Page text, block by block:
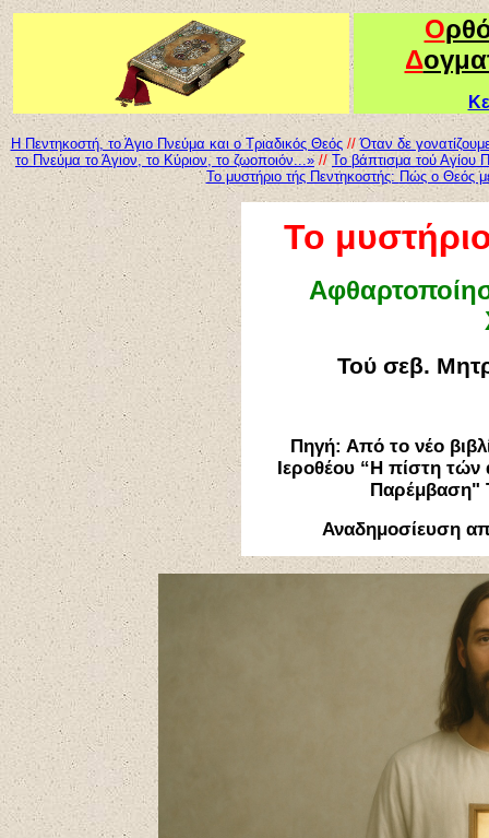
Ο
Δ
Η Πεντηκοστή, το Άγιο Πνεύμα και ο Τριαδικός Θεός//Όταν δε
το Πνεύμα το Άγιον, το Κύριον, το ζωοποιόν...» // Το βάπτισμα τού Αγίου
Το μυστήριο τής Πεντηκοστής: Πώς ο Θεός
Το
Τού σεβ.
Πηγή: Από το νέο
Ιεροθέου “Η πίστη τών
Παρέμβαση"
Αναδημοσίευση